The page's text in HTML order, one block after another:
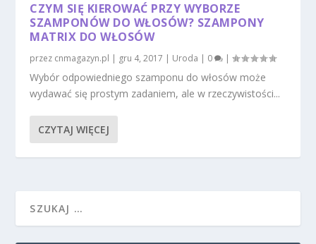
CZYM SIĘ KIEROWAĆ PRZY WYBORZE
SZAMPONÓW DO WŁOSÓW? SZAMPONY
MATRIX DO WŁOSÓW
przez cnmagazyn.pl | gru 4, 2017 | Uroda | 0 |
Wybór odpowiedniego szamponu do włosów może
wydawać się prostym zadaniem, ale w rzeczywistości...
CZYTAJ WIĘCEJ